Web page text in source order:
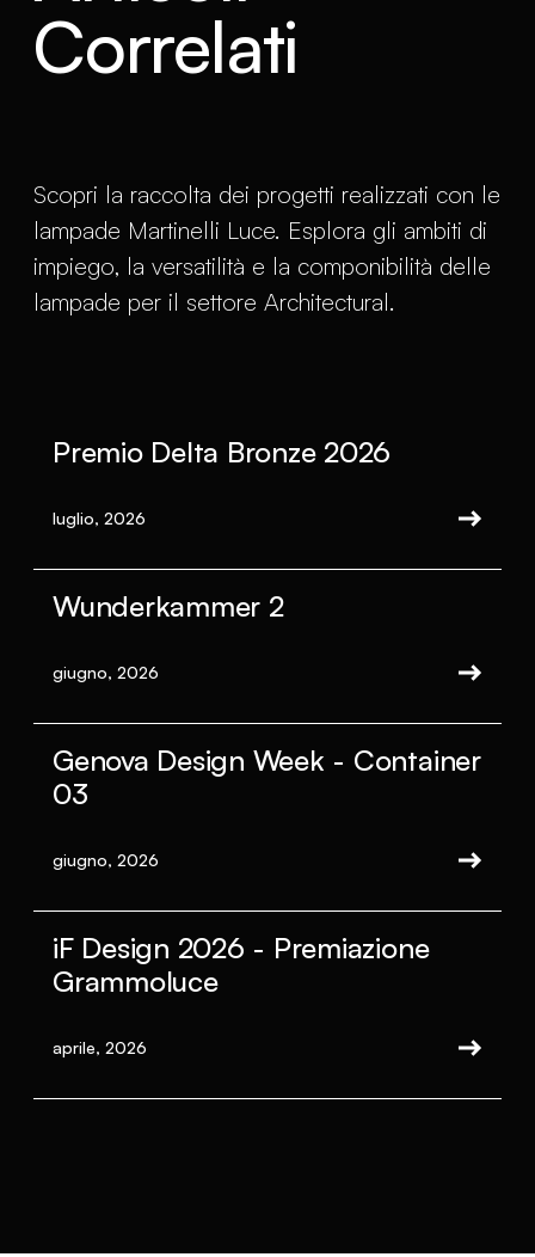
Correlati
Scopri la raccolta dei progetti realizzati con le
lampade Martinelli Luce. Esplora gli ambiti di
impiego, la versatilità e la componibilità delle
lampade per il settore Architectural.
Premio Delta Bronze 2026
luglio, 2026
Wunderkammer 2
giugno, 2026
Genova Design Week - Container
03
giugno, 2026
iF Design 2026 - Premiazione
Grammoluce
aprile, 2026